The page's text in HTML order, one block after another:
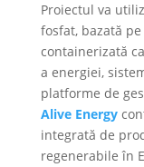
Proiectul va
fosfat, bazată
containerizată
a energiei,
platforme de
Alive Energy
integrată de
regenerabile în